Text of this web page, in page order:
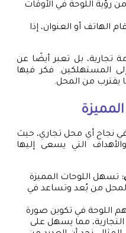
من رؤية اللوحة في الأوقات
الهاتف أو العنوان، إذا
تجارية، بل تعبر أيضًا عن
المستهلكين. فكر فيها
يقترب من المحل.
في نجاح أي محل تجاري، حيث
التي يسعى إليها
تسهل اللوحات المميزة
من بُعد وتساعد في
اللوحة في تكوين صورة
مما يسهل على